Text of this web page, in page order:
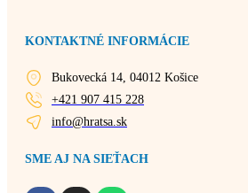
KONTAKTNÉ INFORMÁCIE
Bukovecká 14, 04012 Košice
+421 907 415 228
info@hratsa.sk
SME AJ NA SIEŤACH